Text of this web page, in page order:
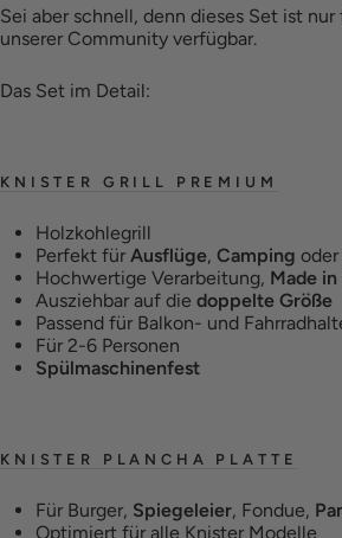
Sei aber schnell, denn dieses Set ist
unserer Community verfügbar.
Das Set im Detail:
KNISTER GRILL PREMIUM
Holzkohlegrill
Perfekt für Ausflüge, Camping
Hochwertige Verarbeitung, Made
Ausziehbar auf die doppelte Größe
Passend für Balkon- und
Für 2-6 Personen
Spülmaschinenfest
KNISTER PLANCHA PLATTE
Für Burger, Spiegeleier, Fondue,
Optimiert für alle Knister Modelle